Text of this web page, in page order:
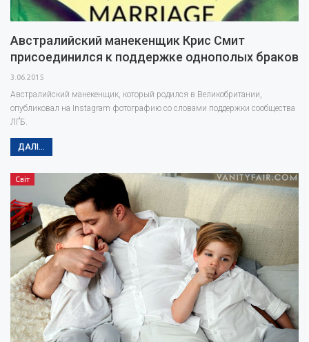
Австралийский манекенщик Крис Смит
присоединился к поддержке однополых браков
3.06.2015
Австралийский манекенщик, который родился в Великобритании,
опубликовал на Instagram фотографию со словами поддержки сообщества
ЛҐБ.
ДАЛІ...
Світ